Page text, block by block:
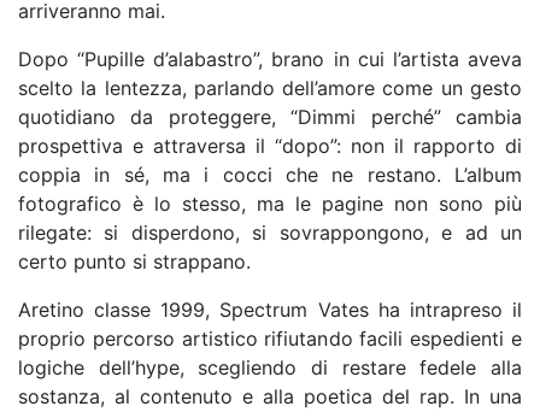
arriveranno mai.
Dopo “Pupille d’alabastro”, brano in cui l’artista aveva
scelto la lentezza, parlando dell’amore come un gesto
quotidiano da proteggere, “Dimmi perché” cambia
prospettiva e attraversa il “dopo”: non il rapporto di
coppia in sé, ma i cocci che ne restano. L’album
fotografico è lo stesso, ma le pagine non sono più
rilegate: si disperdono, si sovrappongono, e ad un
certo punto si strappano.
Aretino classe 1999, Spectrum Vates ha intrapreso il
proprio percorso artistico rifiutando facili espedienti e
logiche dell’hype, scegliendo di restare fedele alla
sostanza, al contenuto e alla poetica del rap. In una